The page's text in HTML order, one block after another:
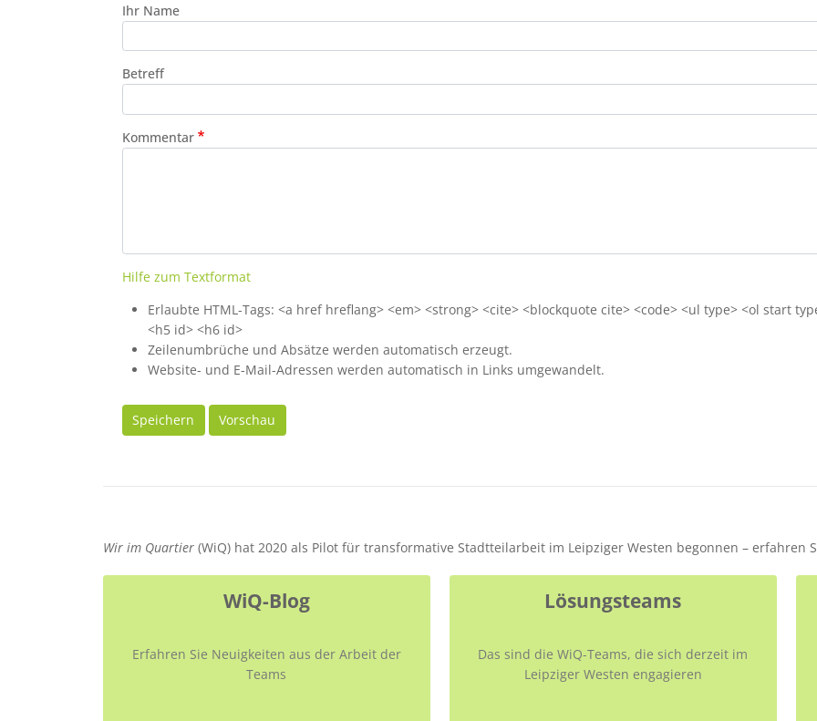
Ihr Name
Betreff
Kommentar
Hilfe zum Textformat
Erlaubte HTML-Tags: <a href hreflang> <em> <strong> <cite> <blockquote cite> <code> <ul type> <ol start
<h5 id> <h6 id>
Zeilenumbrüche und Absätze werden automatisch erzeugt.
Website- und E-Mail-Adressen werden automatisch in Links umgewandelt.
Speichern Vorschau
Wir im Quartier(WiQ) hat 2020 als Pilot für transformative Stadtteilarbeit im Leipziger Westen begonnen – erfahren
WiQ-Blog
Erfahren Sie Neuigkeiten aus der Arbeit der
Teams
Lösungsteams
Das sind die WiQ-Teams, die sich derzeit im
Leipziger Westen engagieren